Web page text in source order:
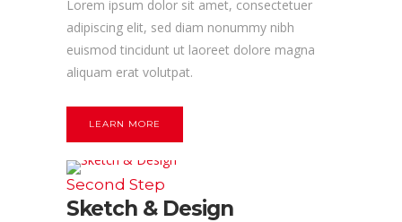
Lorem ipsum dolor sit amet, consectetuer
adipiscing elit, sed diam nonummy nibh
euismod tincidunt ut laoreet dolore magna
aliquam erat volutpat.
LEARN MORE
Second Step
Sketch & Design